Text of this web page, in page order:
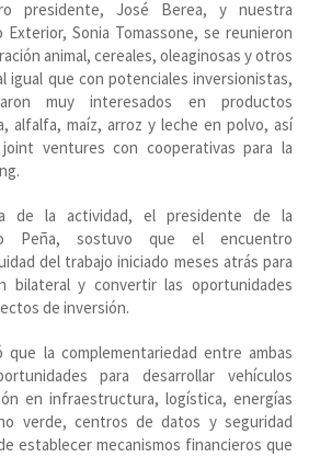
presidente, José Berea, y nuestra
Exterior, Sonia Tomassone, se reunieron
animal, cereales, oleaginosas y otros
igual que con potenciales inversionistas,
muy interesados en productos
alfalfa, maíz, arroz y leche en polvo, así
ventures con cooperativas para la
de la actividad, el presidente de la
Peña, sostuvo que el encuentro
del trabajo iniciado meses atrás para
bilateral y convertir las oportunidades
de inversión.
que la complementariedad entre ambas
para desarrollar vehículos
en infraestructura, logística, energías
verde, centros de datos y seguridad
establecer mecanismos financieros que